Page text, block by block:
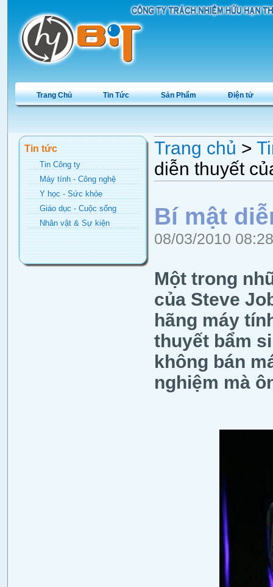
Trang Chủ Tin Tức Sản Phẩm Điện tử
Tin tức
Tin Công ty
Máy tính - Công nghệ
Y học - Sức khỏe
Giáo dục - Cuộc sống
Nhân vật & Sự kiện
Trang chủ >
diễn thuyết
Bí mật
08/03/2010
Một trong
của Steve
hãng máy
thuyết bẩm
không bán
nghiệm mà